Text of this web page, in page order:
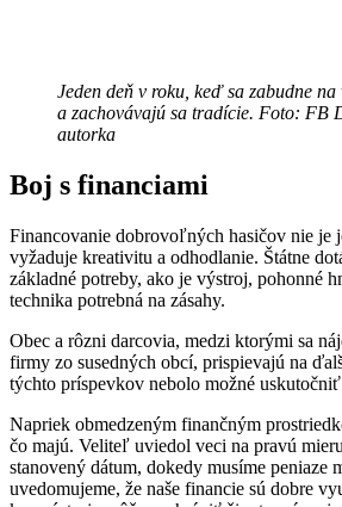
Jeden deň v roku, keď sa zabudne na
a zachovávajú sa tradície. Foto: FB
autorka
Boj s financiami
Financovanie dobrovoľných hasičov nie je
vyžaduje kreativitu a odhodlanie. Štátne
základné potreby, ako je výstroj, pohonné
technika potrebná na zásahy.
Obec a rôzni darcovia, medzi ktorými sa
firmy zo susedných obcí, prispievajú na
týchto príspevkov nebolo možné
Napriek obmedzeným finančným
čo majú. Veliteľ uviedol veci na pravú
stanovený dátum, dokedy musíme peniaze
uvedomujeme, že naše financie sú dobre